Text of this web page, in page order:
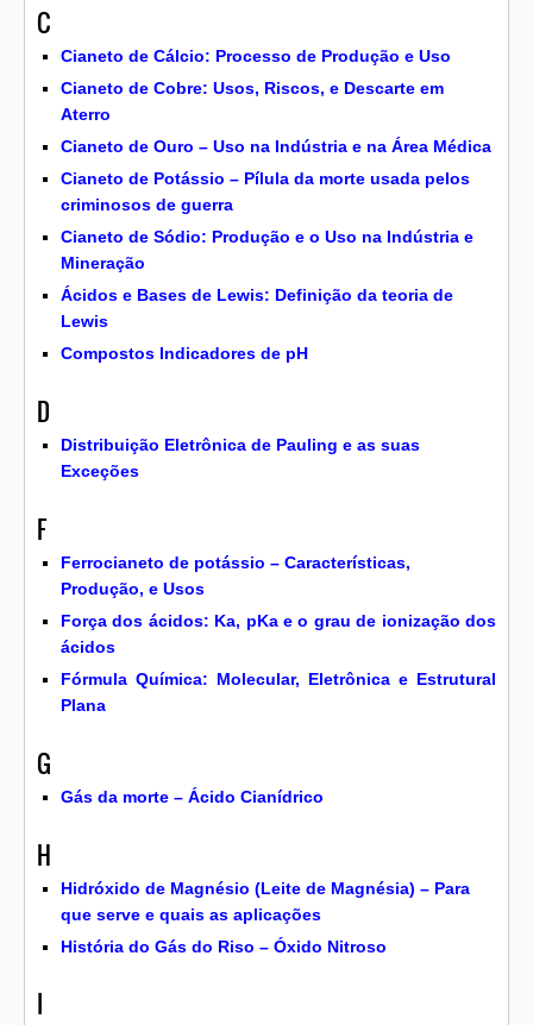
C
Cianeto de Cálcio: Processo de Produção e Uso
Cianeto de Cobre: Usos, Riscos, e Descarte em
Aterro
Cianeto de Ouro – Uso na Indústria e na Área Médica
Cianeto de Potássio – Pílula da morte usada pelos
criminosos de guerra
Cianeto de Sódio: Produção e o Uso na Indústria e
Mineração
Ácidos e Bases de Lewis: Definição da teoria de
Lewis
Compostos Indicadores de pH
D
Distribuição Eletrônica de Pauling e as suas
Exceções
F
Ferrocianeto de potássio – Características,
Produção, e Usos
Força dos ácidos: Ka, pKa e o grau de ionização dos
ácidos
Fórmula Química: Molecular, Eletrônica e Estrutural
Plana
G
Gás da morte – Ácido Cianídrico
H
Hidróxido de Magnésio (Leite de Magnésia) – Para
que serve e quais as aplicações
História do Gás do Riso – Óxido Nitroso
I